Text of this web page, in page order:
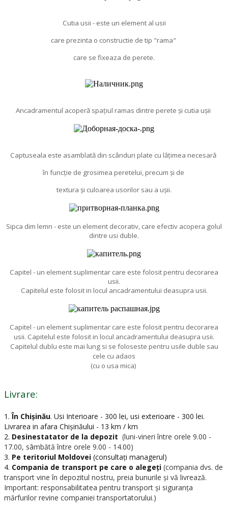
Cutia usii - este un element al usii
care prezinta o constructie de tip "rama"
care se fixeaza de perete.
Ancadramentul acoperă spațiul ramas dintre perete și cutia ușii
Captuseala este asamblată din scânduri plate cu lățimea necesară
în funcție de grosimea peretelui, precum și de
textura și culoarea usorilor sau a ușii.
Sipca dim lemn - este un element decorativ, care efectiv acopera golul
dintre usi duble.
Capitel - un element suplimentar care este folosit pentru decorarea
usii.
Capitelul este folosit in locul ancadramentului deasupra usii.
Capitel - un element suplimentar care este folosit pentru decorarea
usii. Capitelul este folosit in locul ancadramentului deasupra usii.
Capitelul dublu este mai lung si se foloseste pentru usile duble sau
cele cu adaos
(cu o usa mica)
Livrare:
1. În Chișinău. Usi Interioare - 300 lei, usi exterioare - 300 lei.
Livrarea in afara Chișinăului - 13 km / km
2. Desinestatator de la depozit (luni-vineri între orele 9.00 -
17.00, sâmbătă între orele 9.00 - 14.00)
3. Pe teritoriul Moldovei (consultați managerul)
4. Compania de transport pe care o alegeți (compania dvs. de
transport vine în depozitul nostru, preia bunurile și vă livrează.
Important: responsabilitatea pentru transport și siguranța
mărfurilor revine companiei transportatorului.)